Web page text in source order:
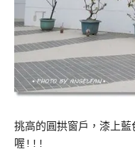
挑高的圓拱窗戶，漆上
喔!!!